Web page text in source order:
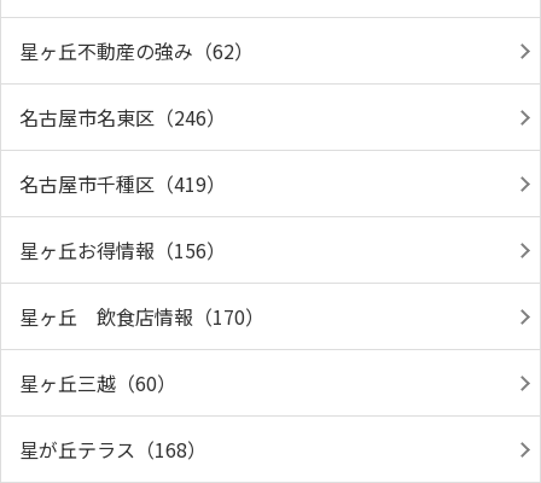
星ヶ丘不動産の強み（62）
名古屋市名東区（246）
名古屋市千種区（419）
星ヶ丘お得情報（156）
星ヶ丘 飲食店情報（170）
星ヶ丘三越（60）
星が丘テラス（168）